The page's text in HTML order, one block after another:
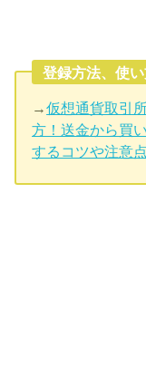
登録方法、使
→仮想通貨取引
方！送金から買
するコツや注意